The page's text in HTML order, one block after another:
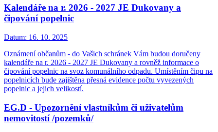
Kalendáře na r. 2026 - 2027 JE Dukovany a
čipování popelnic
Datum: 16. 10. 2025
Oznámení občanům - do Vašich schránek Vám budou doručeny
kalendáře na r. 2026 - 2027 JE Dukovany a rovněž informace o
čipování popelnic na svoz komunálního odpadu. Umístěním čipu na
popelnicích bude zajištěna přesná evidence počtu vyvezených
popelnic a jejich velikostí.
EG.D - Upozornění vlastníkům či uživatelům
nemovitostí /pozemků/